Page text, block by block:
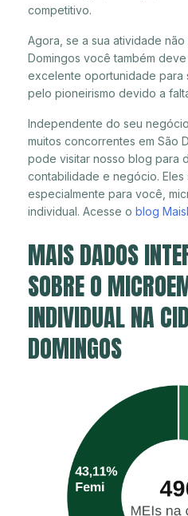
competitivo.
Agora, se a sua atividade
Domingos você também
excelente oportunidade para
pelo pioneirismo devido a
Independente do seu
muitos concorrentes em São
pode visitar nosso blog para
contabilidade e negócio. Eles
especialmente para você,
individual. Acesse o blog
MAIS DADOS
SOBRE O
INDIVIDUAL NA
DOMINGOS